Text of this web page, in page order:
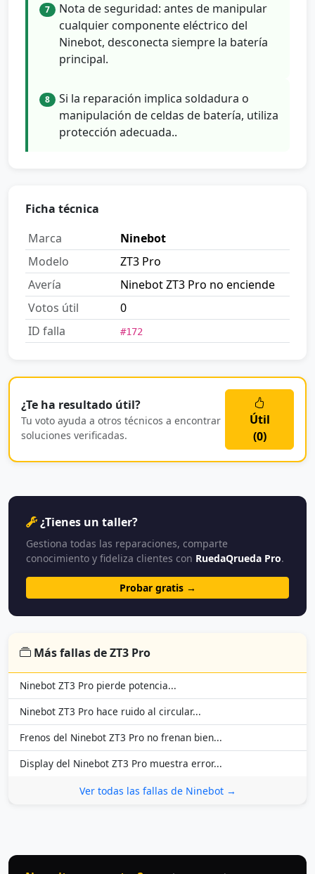
7
Nota de seguridad: antes de manipular
cualquier componente eléctrico del
Ninebot, desconecta siempre la batería
principal.
8
Si la reparación implica soldadura o
manipulación de celdas de batería, utiliza
protección adecuada..
Ficha técnica
Marca
Ninebot
Modelo
ZT3 Pro
Avería
Ninebot ZT3 Pro no enciende
Votos útil
0
ID falla
#172
¿Te ha resultado útil?
Tu voto ayuda a otros técnicos a encontrar
soluciones verificadas.
Útil
(0)
¿Tienes un taller?
Gestiona todas las reparaciones, comparte
conocimiento y fideliza clientes con RuedaQrueda Pro.
Probar gratis →
Más fallas de ZT3 Pro
Ninebot ZT3 Pro pierde potencia...
Ninebot ZT3 Pro hace ruido al circular...
Frenos del Ninebot ZT3 Pro no frenan bien...
Display del Ninebot ZT3 Pro muestra error...
Ver todas las fallas de Ninebot →